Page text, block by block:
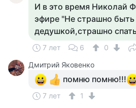
И в это время Николай
эфире "Не страшно быть
дедушкой,страшно
7 лет 6
0
Дмитрий Яковенко
помню помню!!!
7 лет 1